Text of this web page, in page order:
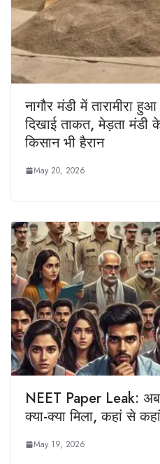
नागौर मंडी में तारामीरा
दिखाई ताकत, मेड़ता मंडी
किसान भी हैरान
May 20, 2026
NEET Paper Leak:
क्या-क्या मिला, कहां से
May 19, 2026